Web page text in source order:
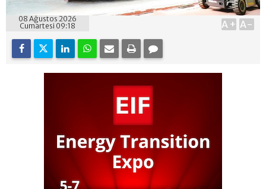
08 Ağustos 2026
Cumartesi 09:18
A+ A-